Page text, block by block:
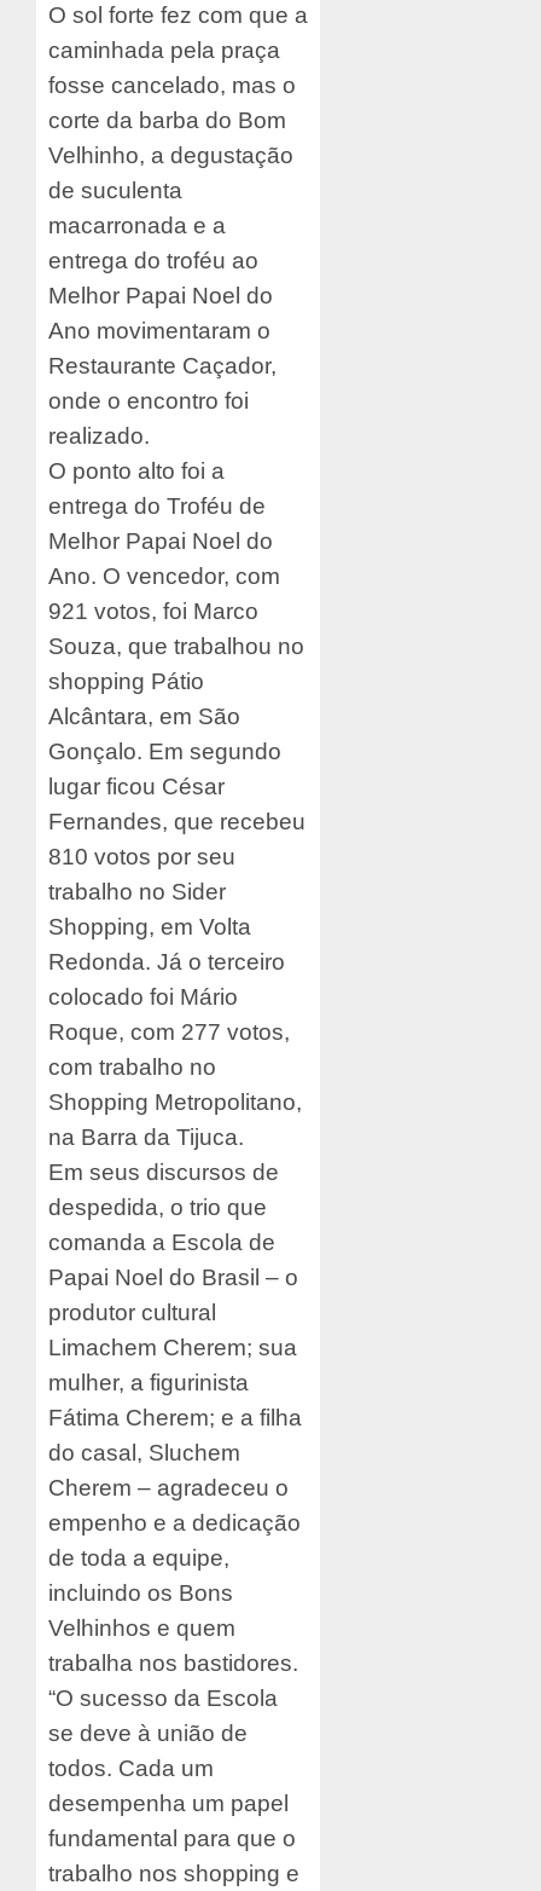
O sol forte fez com que a
caminhada pela praça
fosse cancelado, mas o
corte da barba do Bom
Velhinho, a degustação
de suculenta
macarronada e a
entrega do troféu ao
Melhor Papai Noel do
Ano movimentaram o
Restaurante Caçador,
onde o encontro foi
realizado.
O ponto alto foi a
entrega do Troféu de
Melhor Papai Noel do
Ano. O vencedor, com
921 votos, foi Marco
Souza, que trabalhou no
shopping Pátio
Alcântara, em São
Gonçalo. Em segundo
lugar ficou César
Fernandes, que recebeu
810 votos por seu
trabalho no Sider
Shopping, em Volta
Redonda. Já o terceiro
colocado foi Mário
Roque, com 277 votos,
com trabalho no
Shopping Metropolitano,
na Barra da Tijuca.
Em seus discursos de
despedida, o trio que
comanda a Escola de
Papai Noel do Brasil – o
produtor cultural
Limachem Cherem; sua
mulher, a figurinista
Fátima Cherem; e a filha
do casal, Sluchem
Cherem – agradeceu o
empenho e a dedicação
de toda a equipe,
incluindo os Bons
Velhinhos e quem
trabalha nos bastidores.
“O sucesso da Escola
se deve à união de
todos. Cada um
desempenha um papel
fundamental para que o
trabalho nos shopping e